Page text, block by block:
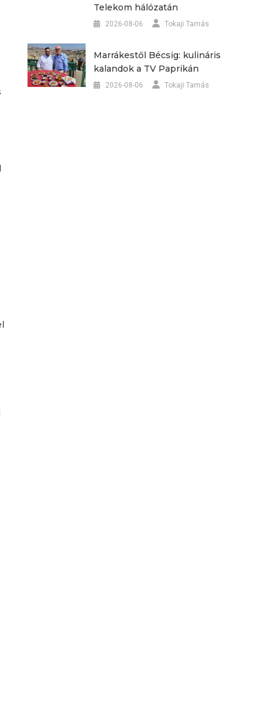
Telekom hálózatán
2026-08-06 Tokaji Tamás
Marrákestől Bécsig: kulináris
kalandok a TV Paprikán
2026-08-06 Tokaji Tamás